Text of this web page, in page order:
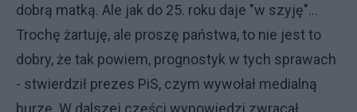
dobrą matką. Ale jak do 25. roku daje "w szyję"...
Trochę żartuję, ale proszę państwa, to nie jest to
dobry, że tak powiem, prognostyk w tych sprawach
- stwierdził prezes PiS, czym wywołał medialną
burzę. W dalszej części wypowiedzi zwracał